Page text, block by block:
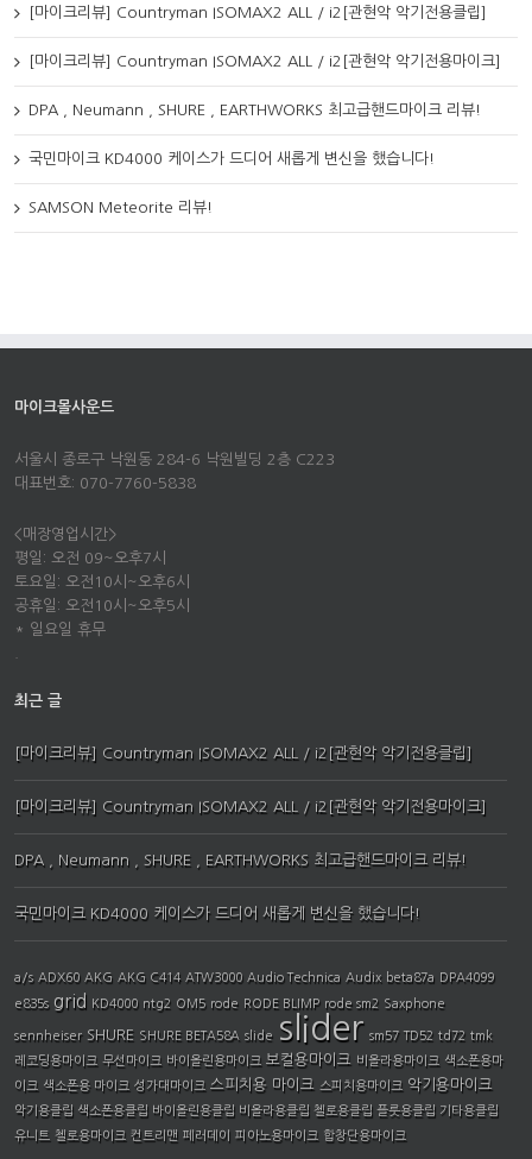
[마이크리뷰] Countryman ISOMAX2 ALL / i2[관현악 악기전용클립]
[마이크리뷰] Countryman ISOMAX2 ALL / i2[관현악 악기전용마이크]
DPA , Neumann , SHURE , EARTHWORKS 최고급핸드마이크 리뷰!
국민마이크 KD4000 케이스가 드디어 새롭게 변신을 했습니다!
SAMSON Meteorite 리뷰!
마이크몰사운드
서울시 종로구 낙원동 284-6 낙원빌딩 2층 C223
대표번호: 070-7760-5838
<매장영업시간>
평일: 오전 09~오후7시
토요일: 오전10시~오후6시
공휴일: 오전10시~오후5시
* 일요일 휴무
최근 글
[마이크리뷰] Countryman ISOMAX2 ALL / i2[관현악 악기전용클립]
[마이크리뷰] Countryman ISOMAX2 ALL / i2[관현악 악기전용마이크]
DPA , Neumann , SHURE , EARTHWORKS 최고급핸드마이크 리뷰!
국민마이크 KD4000 케이스가 드디어 새롭게 변신을 했습니다!
a/s ADX60 AKG AKG C414 ATW3000 Audio Technica Audix beta87a DPA4099
e835s grid KD4000 ntg2 OM5 rode RODE BLIMP rode sm2 Saxphone
sennheiser SHURE SHURE BETA58A slide slider sm57 TD52 td72 tmk
레코딩용마이크 무선마이크 바이올린용마이크 보컬용마이크 비올라용마이크 색소폰용마
이크 색소폰용 마이크 성가대마이크 스피치용 마이크 스피치용마이크 악기용마이크
악기용클립 색소폰용클립 바이올린용클립 비올라용클립 첼로용클립 플룻용클립 기타용클립
유니트 첼로용마이크 컨트리맨 페러데이 피아노용마이크 합창단용마이크